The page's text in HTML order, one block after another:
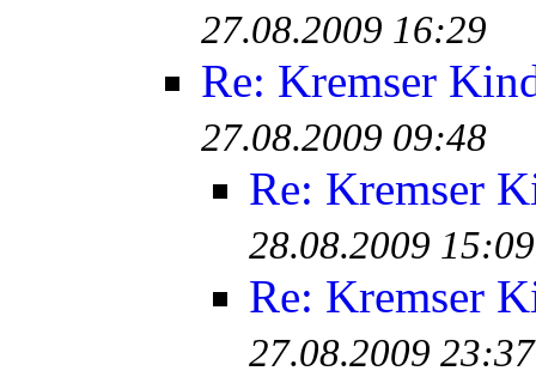
27.08.2009 16:29
Re: Kremser
27.08.2009 09:48
Re: Kremser
28.08.2009 15:09
Re: Kremser
27.08.2009 23:37